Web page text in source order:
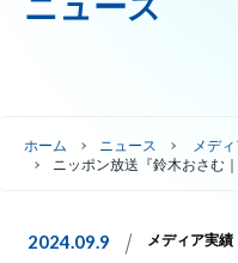
ニュース
ホーム ニュース
メデ
ニッポン放送『鈴木おさむ
2024.09.9 メディア実績